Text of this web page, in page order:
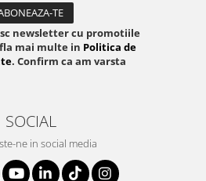
newsletter cu promotiile
mai multe in Politica de
. Confirm ca am varsta
SOCIAL
ne in social media